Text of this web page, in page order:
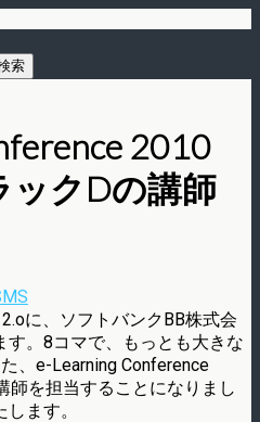
2010
ックDの講師
に、ソフトバンクBB株式会
。8コマで、もっとも大きな
、e-Learning Conference
師を担当することになりまし
ます。